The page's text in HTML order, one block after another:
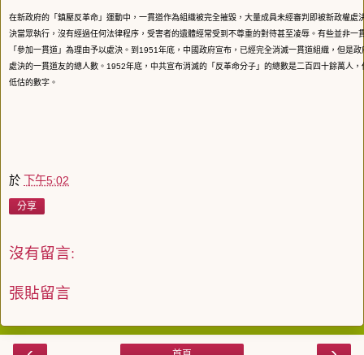
在新政府的「鎮壓反革命」運動中，一貫道作為組織被完全摧毀，大量成員未經審判即被新政權處
決當眾執行，沒有經過任何法律程序，受害者的遺體經常受到不尊重的對待甚至凌辱。有些並非一
「參加一貫道」為理由予以處決。到1951年底，中國政府宣布，已經完全消滅一貫道組織，但是
處決的一貫道友的總人數。1952年底，中共宣布消滅的「反革命分子」的總數是二百四十餘萬人
低估的數字。
於 下午5:02
分享
沒有留言:
張貼留言